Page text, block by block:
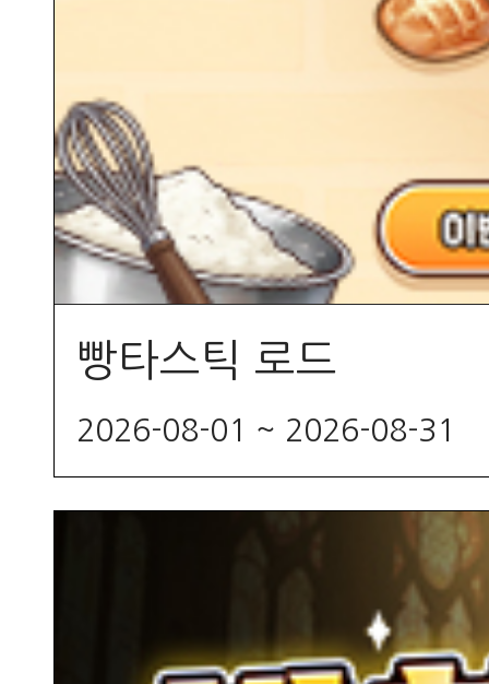
빵타스틱 로드
2026-08-01 ~ 2026-08-31